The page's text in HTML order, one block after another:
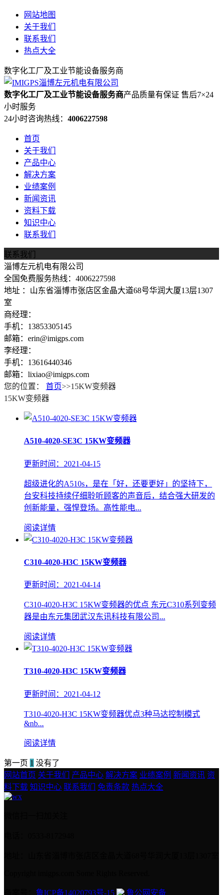
网站地图
关于我们
联系我们
热点大全
数字化工厂及工业节能设备服务商
数字化工厂及工业节能设备服务商产品质量有保证 售后7×24
小时服务
24小时咨询热线： 4006227598
首页
关于我们
产品中心
解决方案
业绩案例
新闻资讯
资料下载
知识中心
联系我们
联系我们
淄博左元机电有限公司
全国免费服务热线：4006227598
地址 ：山东省淄博市张店区金晶大道68号华润大厦13层1307
室
商经理：
手机：13853305145
邮箱：erin@imigps.com
李经理：
手机：13616440346
邮箱：lixiao@imigps.com
您的位置：
首页>>15KW变频器
15KW变频器
A510-4020-SE3C 15KW变频器
更新时间：2021-04-15
超级进化的A510s，是在「好，还要更好」的坚持下，
台安科技持续仔细聆听顾客的声音后，结合强大研发的
创新能量，强悍登场。高性能电...
阅读详情
C310-4020-H3C 15KW变频器
更新时间：2021-04-14
C310-4020-H3C 15KW变频器的优点 东元C310系列变频
器是由东元集团武汉东讯科技有限公司...
阅读详情
T310-4020-H3C 15KW变频器
更新时间：2021-04-12
T310-4020-H3C 15KW变频器优点3种马达控制模式
&nb...
阅读详情
第一页 1 没有了
网站首页 关于我们 产品中心 解决方案 业绩案例 新闻资讯 资
料下载 知识中心 联系我们 免责条款 热点大全
鲁ICP备14020793号-15 鲁公网安备